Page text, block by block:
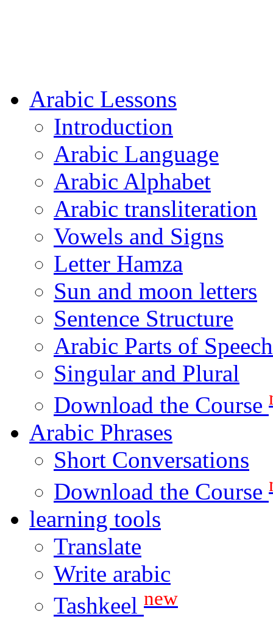
Arabic Lessons
Introduction
Arabic Language
Arabic Alphabet
Arabic transliteration
Vowels and Signs
Letter Hamza
Sun and moon letters
Sentence Structure
Arabic Parts of Speech
Singular and Plural
Download the Course
Arabic Phrases
Short Conversations
Download the Course
learning tools
Translate
Write arabic
Tashkeel new